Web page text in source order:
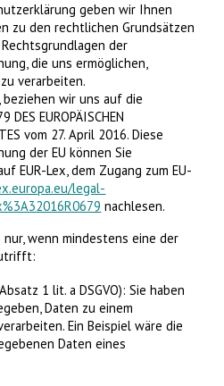
geben wir Ihnen
zu den rechtlichen Grundsätzen
der
die uns ermöglichen,
verarbeiten.
wir uns auf die
DES EUROPÄISCHEN
vom 27. April 2016. Diese
der EU können Sie
EUR-Lex, dem Zugang zum EU-
legal-
nachlesen.
wenn mindestens eine der
1 lit. a DSGVO): Sie haben
Daten zu einem
Ein Beispiel wäre die
Daten eines